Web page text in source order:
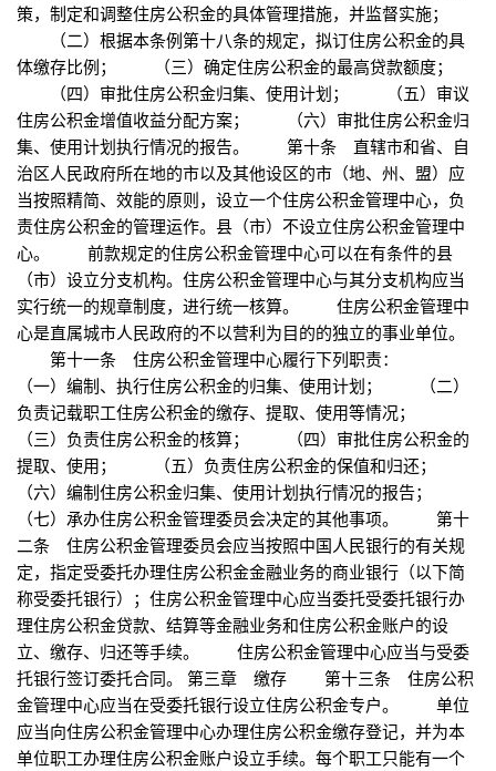
策，制定和调整住房公积金的具体管理措施，并监督实施；
（二）根据本条例第十八条的规定，拟订住房公积金的具
体缴存比例； （三）确定住房公积金的最高贷款额度；
（四）审批住房公积金归集、使用计划； （五）审议
住房公积金增值收益分配方案； （六）审批住房公积金归
集、使用计划执行情况的报告。 第十条 直辖市和省、自
治区人民政府所在地的市以及其他设区的市（地、州、盟）应
当按照精简、效能的原则，设立一个住房公积金管理中心，负
责住房公积金的管理运作。县（市）不设立住房公积金管理中
心。 前款规定的住房公积金管理中心可以在有条件的县
（市）设立分支机构。住房公积金管理中心与其分支机构应当
实行统一的规章制度，进行统一核算。 住房公积金管理中
心是直属城市人民政府的不以营利为目的的独立的事业单位。
第十一条 住房公积金管理中心履行下列职责：
（一）编制、执行住房公积金的归集、使用计划； （二）
负责记载职工住房公积金的缴存、提取、使用等情况；
（三）负责住房公积金的核算； （四）审批住房公积金的
提取、使用； （五）负责住房公积金的保值和归还；
（六）编制住房公积金归集、使用计划执行情况的报告；
（七）承办住房公积金管理委员会决定的其他事项。 第十
二条 住房公积金管理委员会应当按照中国人民银行的有关规
定，指定受委托办理住房公积金金融业务的商业银行（以下简
称受委托银行）；住房公积金管理中心应当委托受委托银行办
理住房公积金贷款、结算等金融业务和住房公积金账户的设
立、缴存、归还等手续。 住房公积金管理中心应当与受委
托银行签订委托合同。 第三章 缴存 第十三条 住房公积
金管理中心应当在受委托银行设立住房公积金专户。 单位
应当向住房公积金管理中心办理住房公积金缴存登记，并为本
单位职工办理住房公积金账户设立手续。每个职工只能有一个